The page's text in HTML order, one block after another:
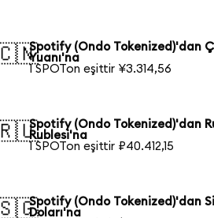
Spotify (Ondo Tokenized)'dan
Yuanı'na
1 SPOTon eşittir ¥3.314,56
Spotify (Ondo Tokenized)'dan
Rublesi'na
1 SPOTon eşittir ₽40.412,15
Spotify (Ondo Tokenized)'dan
Doları'na